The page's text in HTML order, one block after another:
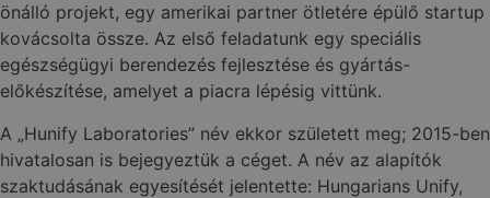
önálló projekt, egy amerikai partner ötletére épülő startup
kovácsolta össze. Az első feladatunk egy speciális
egészségügyi berendezés fejlesztése és gyártás-
előkészítése, amelyet a piacra lépésig vittünk.
A „Hunify Laboratories” név ekkor született meg; 2015-ben
hivatalosan is bejegyeztük a céget. A név az alapítók
szaktudásának egyesítését jelentette: Hungarians Unify,